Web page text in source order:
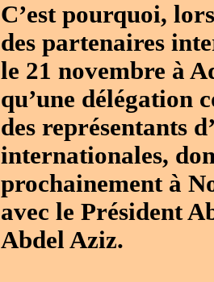
C’est pourquoi,
des partenaires
le 21 novembre à
qu’une délégation
des représentants
internationales,
prochainement à
avec le Président
Abdel Aziz.